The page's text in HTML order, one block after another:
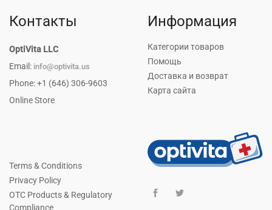
Контакты
OptiVita LLC
Email: info@optivita.us
Phone: +1 (646) 306-9603
Online Store
Информация
Категории товаров
Помощь
Доставка и возврат
Карта сайта
Terms & Conditions
Privacy Policy
OTC Products & Regulatory
Compliance